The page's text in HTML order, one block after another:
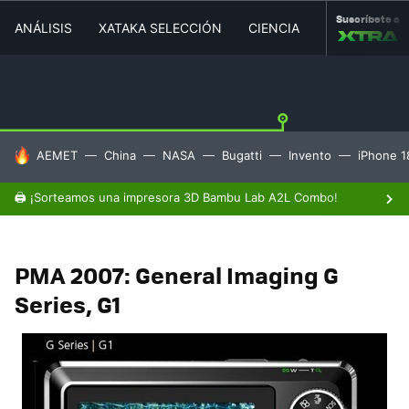
ANÁLISIS XATAKA SELECCIÓN CIENCIA MOVILIDAD
Suscríbete a
HOY SE HABLA DE
AEMET China NASA Bugatti Invento iPhone
🖨️ ¡Sorteamos una impresora 3D Bambu Lab A2L Combo!
PMA 2007: General Imaging G
Series, G1